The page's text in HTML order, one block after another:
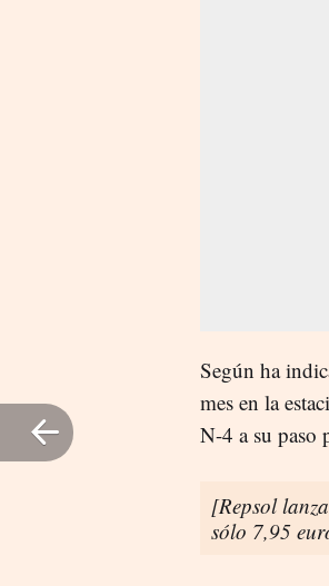
Según ha
mes en la
N-4 a su paso
[Repsol
sólo 7,95